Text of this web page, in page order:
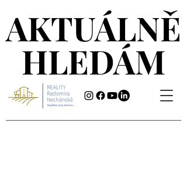
AKTUÁLNĚ
HLEDÁM
AKTUÁLNĚ
HLEDÁM